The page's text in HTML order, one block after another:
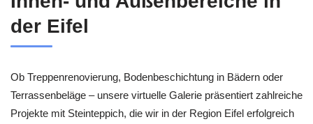
der Eifel
Ob Treppenrenovierung, Bodenbeschichtung in Bädern oder
Terrassenbeläge – unsere virtuelle Galerie präsentiert zahlreiche
Projekte mit Steinteppich, die wir in der Region Eifel erfolgreich